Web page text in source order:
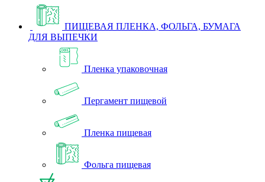
ПИЩЕВАЯ ПЛЕНКА, ФОЛЬГА, БУМАГА
ДЛЯ ВЫПЕЧКИ
Пленка упаковочная
Пергамент пищевой
Пленка пищевая
Фольга пищевая